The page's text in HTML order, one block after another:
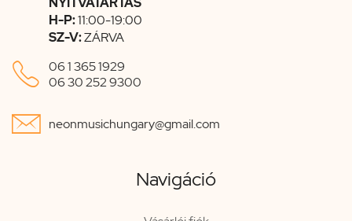
H-P:11:00-19:00
SZ-V:ZÁRVA
 06 1 365 1929
06 30 252 9300
 neonmusichungary@gmail.com
Navigáció